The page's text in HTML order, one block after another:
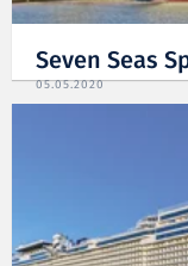
Seven Seas
05.05.2020